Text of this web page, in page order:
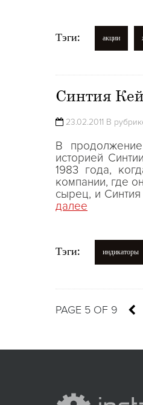
Тэги: акции
Синтия
23.02.2011 В
В
историей
1983 года,
компании, где
сырец, и
далее
Тэги: индикаторы
PAGE 5 OF 9